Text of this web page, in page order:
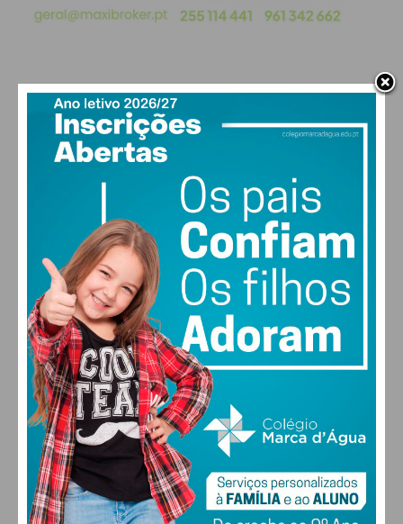
PAÇOS DE FERREIRA
28°
vento: 5m/s O
MAX 28 • MIN 27
28°
DOM
30
SEG
30°
TER
31
QUA
FARMACIAS DE SERVIÇO EM PAÇOS DE
FERREIRA